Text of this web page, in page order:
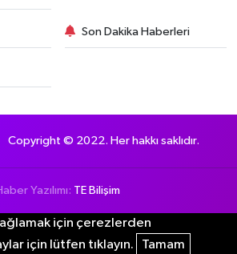
Son Dakika Haberleri
Copyright © 2022. Her hakkı saklıdır.
Yazılımı: TE Bilişim
için çerezlerden
için lütfen tıklayın.
Tamam